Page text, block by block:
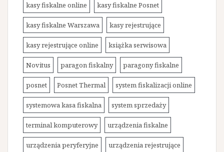
kasy fiskalne online kasy fiskalne Posnet
kasy fiskalne Warszawa kasy rejestrujące
kasy rejestrujące online książka serwisowa
Novitus paragon fiskalny paragony fiskalne
posnet Posnet Thermal system fiskalizacji online
systemowa kasa fiskalna system sprzedaży
terminal komputerowy urządzenia fiskalne
urządzenia peryferyjne urządzenia rejestrujące